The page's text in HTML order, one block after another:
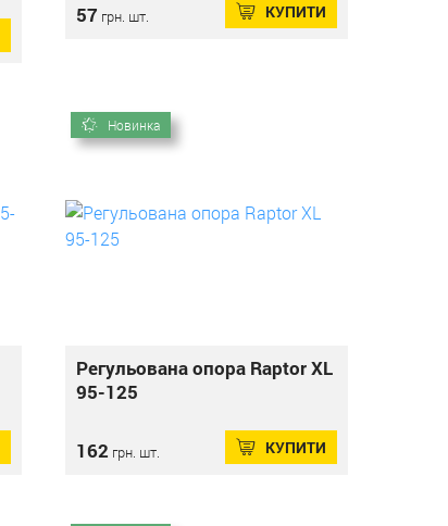
57 грн. шт. КУПИТИ
Новинка
Регульована опора Raptor XL
95-125
162 грн. шт. КУПИТИ